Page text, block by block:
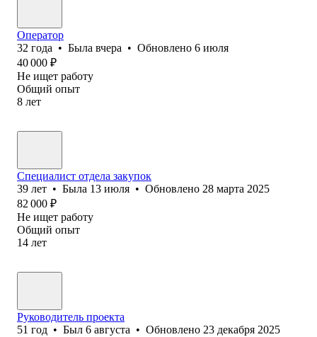
Оператор
32 года • Была вчера • Обновлено 6 июля
40 000 ₽
Не ищет работу
Общий опыт
8 лет
Специалист отдела закупок
39 лет • Была 13 июля • Обновлено 28 марта 2025
82 000 ₽
Не ищет работу
Общий опыт
14 лет
Руководитель проекта
51 год • Был 6 августа • Обновлено 23 декабря 2025